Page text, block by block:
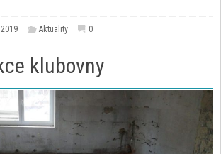
Aktuality 0
klubovny